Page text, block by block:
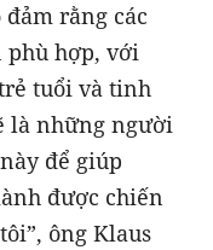
rằng các
phù hợp, với
tuổi và tinh
là những người
để giúp
được chiến
ông Klaus